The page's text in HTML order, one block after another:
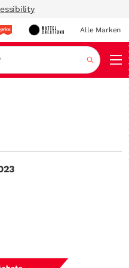
Alle Marken
Suche